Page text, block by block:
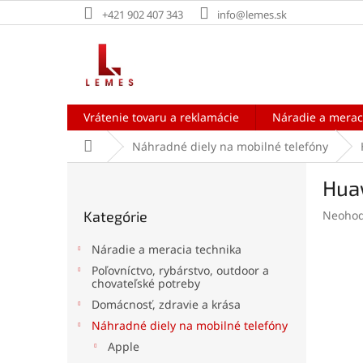
na
+421 902 407 343 info@lemes.sk
Vrátenie tovaru a reklamácie Náradie a
DomovNáhradné diely na mobilné telefóny
kategórie
Kategórie
Náradie a meracia technika
Poľovníctvo, rybárstvo, outdoor a
chovateľské potreby
Domácnosť, zdravie a krása
Náhradné diely na mobilné telefóny
Apple